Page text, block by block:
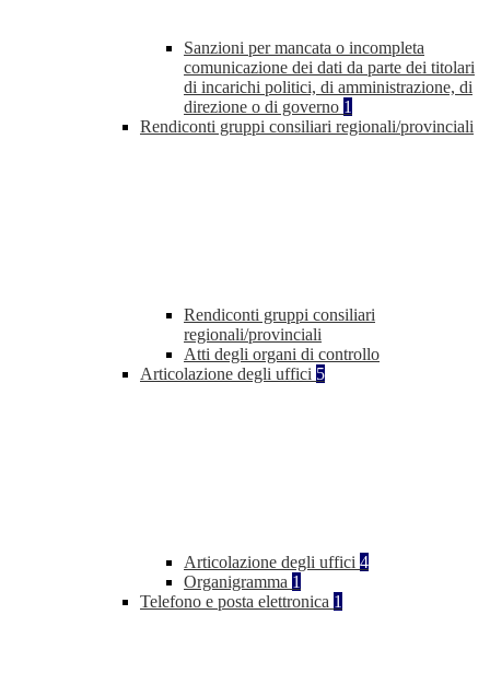
Sanzioni per mancata o incompleta
comunicazione dei dati da parte dei titolari
di incarichi politici, di amministrazione, di
direzione o di governo 1
Rendiconti gruppi consiliari regionali/provinciali
Rendiconti gruppi consiliari
regionali/provinciali
Atti degli organi di controllo
Articolazione degli uffici 5
Articolazione degli uffici 4
Organigramma 1
Telefono e posta elettronica 1